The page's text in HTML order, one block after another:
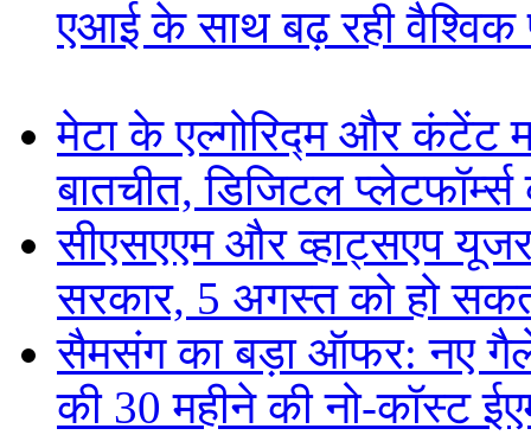
एआई के साथ बढ़ रही वैश्विक
मेटा के एल्गोरिद्म और कंटेंट
बातचीत, डिजिटल प्लेटफॉर्म्स
सीएसएएम और व्हाट्सएप
सरकार, 5 अगस्त को हो
सैमसंग का बड़ा ऑफर: नए
की 30 महीने की नो-कॉस्ट